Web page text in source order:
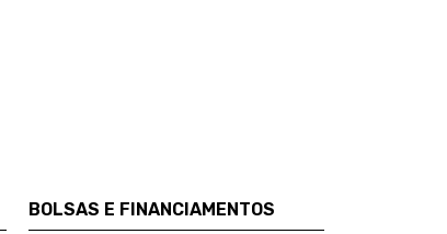
BOLSAS E FINANCIAMENTOS